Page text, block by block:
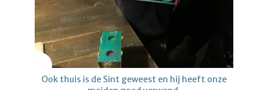
Ook thuis is de Sint geweest en hij heeft onze